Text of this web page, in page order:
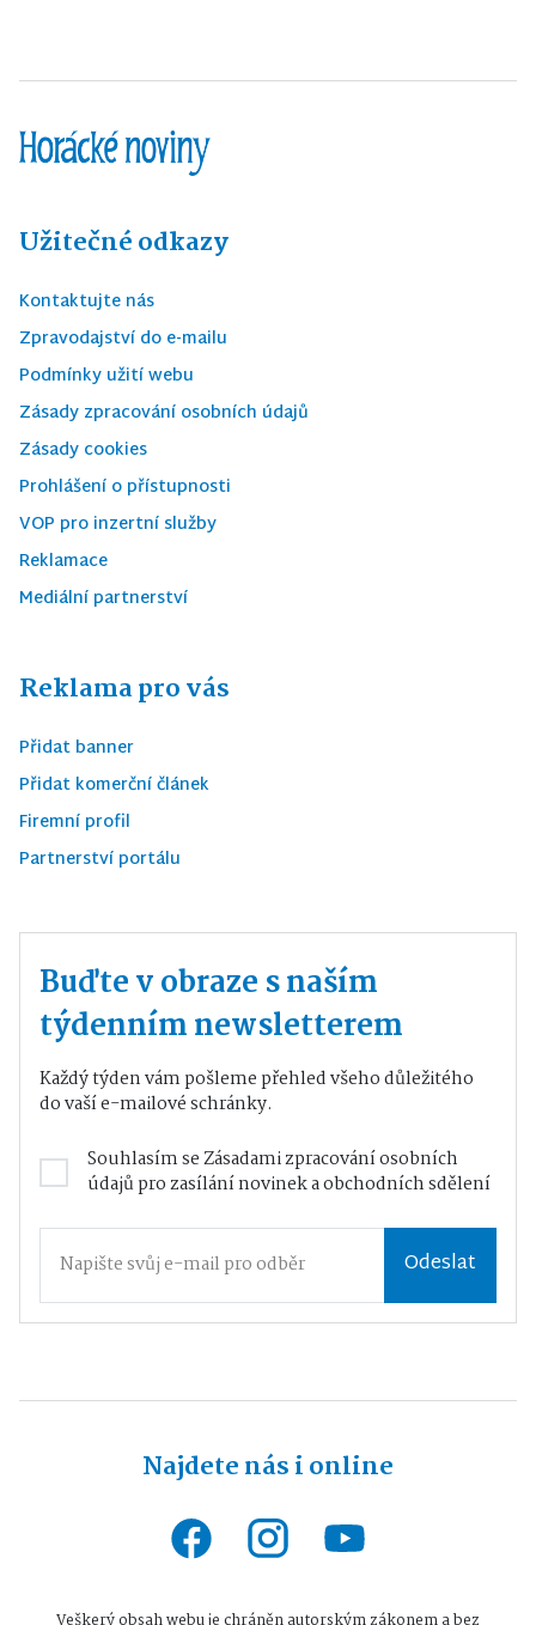
Užitečné odkazy
Kontaktujte nás
Zpravodajství do e-mailu
Podmínky užití webu
Zásady zpracování osobních údajů
Zásady cookies
Prohlášení o přístupnosti
VOP pro inzertní služby
Reklamace
Mediální partnerství
Reklama pro vás
Přidat banner
Přidat komerční článek
Firemní profil
Partnerství portálu
Buďte v obraze s naším
týdenním newsletterem
Každý týden vám pošleme přehled všeho důležitého
do vaší e-mailové schránky.
Souhlasím seZásadami zpracování osobních
údajůpro zasílání novinek a obchodních sdělení
Odeslat
Najdete nás i online